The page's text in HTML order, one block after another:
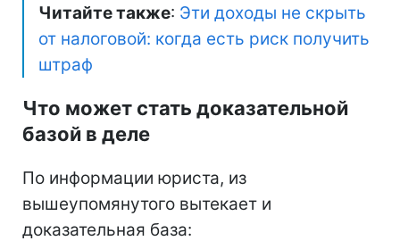
Читайте также: Эти доходы не скрыть
от налоговой: когда есть риск получить
штраф
Что может стать доказательной
базой в деле
По информации юриста, из
вышеупомянутого вытекает и
доказательная база: